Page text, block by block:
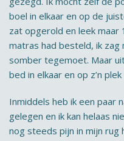
boel in elkaar en op de
zat opgerold en leek maar
matras had besteld, ik
somber tegemoet. Maar
bed in elkaar en op z’n
Inmiddels heb ik een paar
gelegen en ik kan helaas
nog steeds pijn in mijn rug